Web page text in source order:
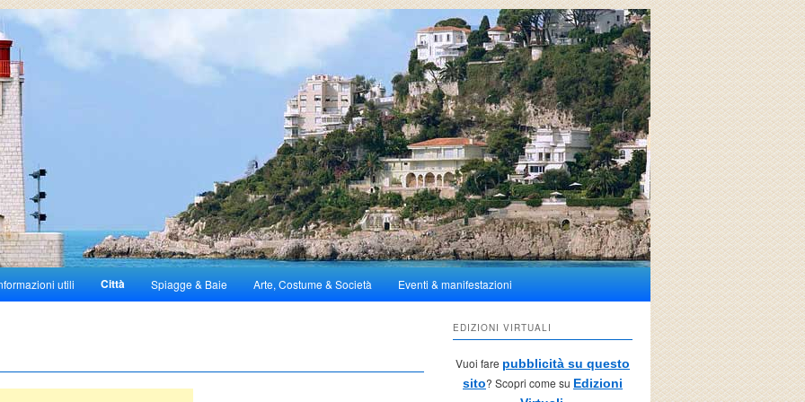
utili Città Spiagge & Baie Arte, Costume & Società Eventi & manifestazioni
EDIZIONI VIRTUALI
Vuoi fare pubblicità su questo
sito? Scopri come su Edizioni